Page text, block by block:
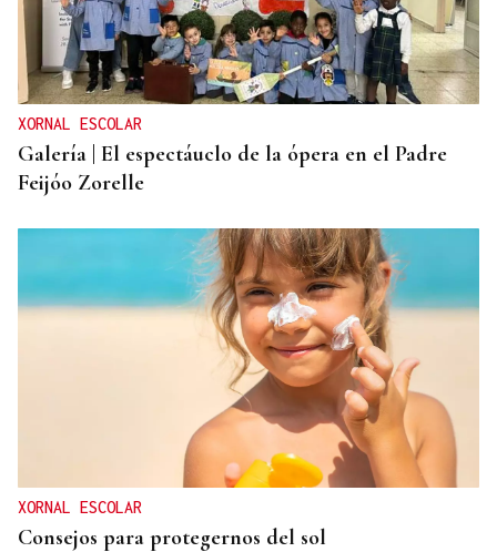
XORNAL ESCOLAR
Galería | El espectáuclo de la ópera en el Padre
Feijóo Zorelle
XORNAL ESCOLAR
Consejos para protegernos del sol